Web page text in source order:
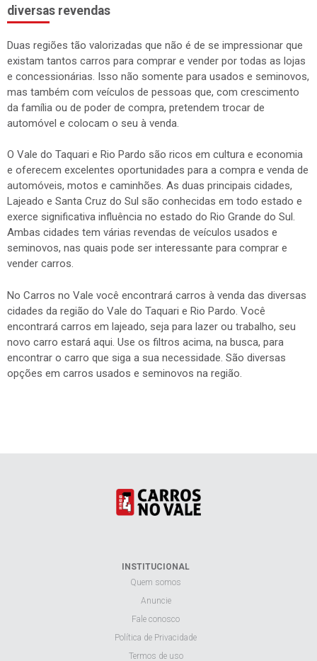
diversas revendas
Duas regiões tão valorizadas que não é de se impressionar que
existam tantos carros para comprar e vender por todas as lojas
e concessionárias. Isso não somente para usados e seminovos,
mas também com veículos de pessoas que, com crescimento
da família ou de poder de compra, pretendem trocar de
automóvel e colocam o seu à venda.
O Vale do Taquari e Rio Pardo são ricos em cultura e economia
e oferecem excelentes oportunidades para a compra e venda de
automóveis, motos e caminhões. As duas principais cidades,
Lajeado e Santa Cruz do Sul são conhecidas em todo estado e
exerce significativa influência no estado do Rio Grande do Sul.
Ambas cidades tem várias revendas de veículos usados e
seminovos, nas quais pode ser interessante para comprar e
vender carros.
No Carros no Vale você encontrará carros à venda das diversas
cidades da região do Vale do Taquari e Rio Pardo. Você
encontrará carros em lajeado, seja para lazer ou trabalho, seu
novo carro estará aqui. Use os filtros acima, na busca, para
encontrar o carro que siga a sua necessidade. São diversas
opções em carros usados e seminovos na região.
INSTITUCIONAL
Quem somos
Anuncie
Fale conosco
Política de Privacidade
Termos de uso